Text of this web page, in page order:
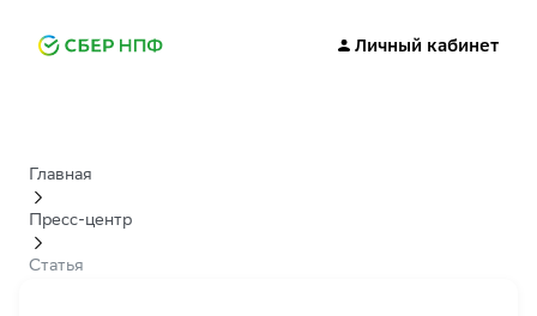
Личный кабинет
Главная
Пресс-центр
Статья